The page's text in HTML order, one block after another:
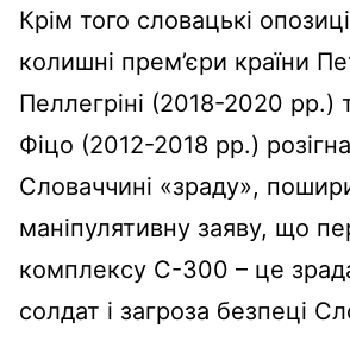
Крім того словацькі
колишні прем’єри країни
Пеллегріні (2018-2020 рр.)
Фіцо (2012-2018 рр.)
Словаччині «зраду»,
маніпулятивну заяву, що
комплексу С-300 – це
солдат і загроза безпеці